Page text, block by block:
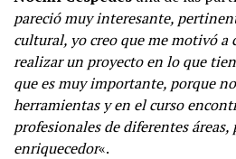
pareció muy interesante,
cultural, yo creo que me motivó a
realizar un proyecto en lo que
que es muy importante, porque
herramientas y en el curso
profesionales de diferentes áreas,
enriquecedor«.